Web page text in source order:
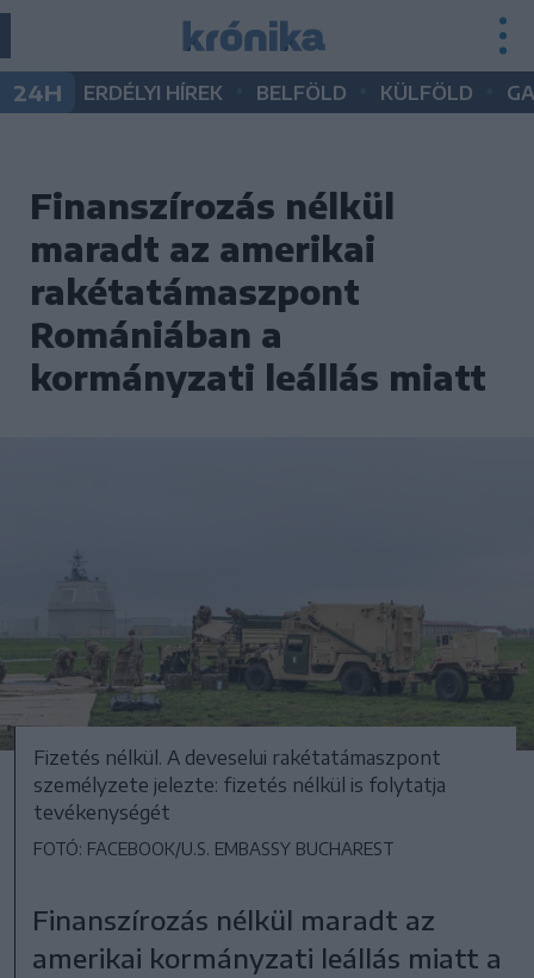
24H ERDÉLYI HÍREK BELFÖLD KÜLFÖLD
Finanszírozás nélkül
maradt az amerikai
rakétatámaszpont
Romániában a
kormányzati leállás miatt
Fizetés nélkül. A deveselui rakétatámaszpont
személyzete jelezte: fizetés nélkül is folytatja
tevékenységét
FOTÓ: FACEBOOK/U.S. EMBASSY BUCHAREST
Finanszírozás nélkül maradt az
amerikai kormányzati leállás miatt a